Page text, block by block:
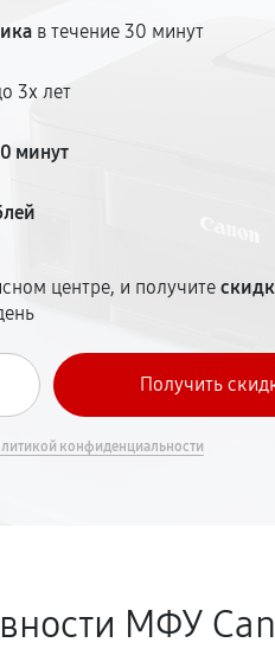
в течение 30 минут
3х лет
минут
центре, и получите
конфиденциальности
МФУ